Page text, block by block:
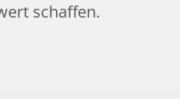
schaffen.